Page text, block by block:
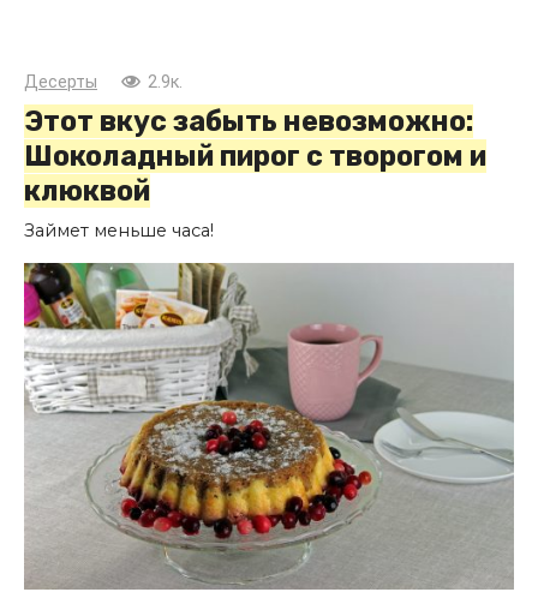
Десерты 2.9к.
Этот вкус забыть невозможно:
Шоколадный пирог с творогом и
клюквой
Займет меньше часа!